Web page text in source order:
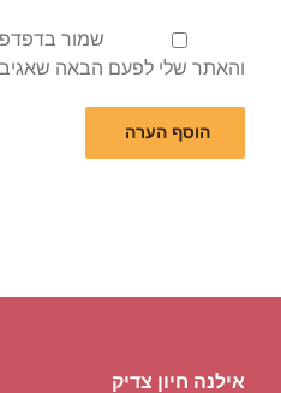
שמור
והאתר שלי לפעם הבאה
אילנה חיון צדיק